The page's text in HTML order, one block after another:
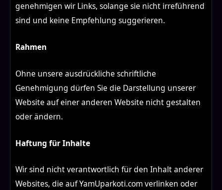
genehmigen wir Links, solange sie nicht irreführend
sind und keine Empfehlung suggerieren.
Rahmen
Ohne unsere ausdrückliche schriftliche
Genehmigung dürfen Sie die Darstellung unserer
Website auf einer anderen Website nicht gestalten
oder ändern.
Haftung für Inhalte
Wir sind nicht verantwortlich für den Inhalt anderer
Websites, die auf YamUparkoti.com verlinken oder